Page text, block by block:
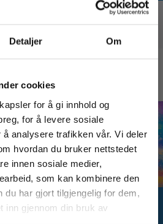
Detaljer Om
cookies
for å gi innhold og
for å levere sosiale
analysere trafikken vår. Vi deler
hvordan du bruker nettstedet
innen sosiale medier,
som kan kombinere den
du har gjort tilgjengelig for dem,
inn gjennom din bruk av
som passet med valgene
ha
nyhetsbrev og motta
produktinformasjon fra
oss¢!